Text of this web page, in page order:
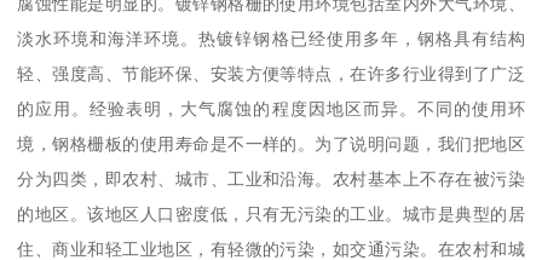
淡水环境和海洋环境。热镀锌钢格已经使用多年，钢格具有结构
轻、强度高、节能环保、安装方便等特点，在许多行业得到了广泛
的应用。经验表明，大气腐蚀的程度因地区而异。不同的使用环
境，钢格栅板的使用寿命是不一样的。为了说明问题，我们把地区
分为四类，即农村、城市、工业和沿海。农村基本上不存在被污染
的地区。该地区人口密度低，只有无污染的工业。城市是典型的居
住、商业和轻工业地区，有轻微的污染，如交通污染。在农村和城